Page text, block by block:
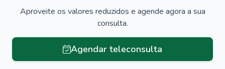
Aproveite os valores reduzidos e agende agora a sua
consulta.
Agendar teleconsulta